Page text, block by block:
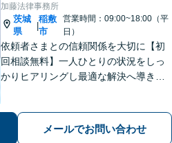
加藤法律事務所
茨城
県
|
稲敷
市
営業時間：09:00~18:00（平
日）
依頼者さまとの信頼関係を大切に【初
回相談無料】一人ひとりの状況をしっ
かりヒアリングし最適な解決へ導きま
応／見通しや方針を明確に提案／弁護
士費用もわかりやすく説明【夜間相談
メールでお問い合わせ